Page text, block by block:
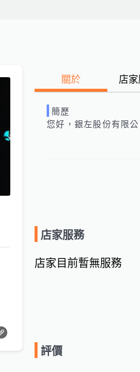
關於 店
簡歷
您好， 銀左股份有限公
店家服務
店家目前暫無服務
評價